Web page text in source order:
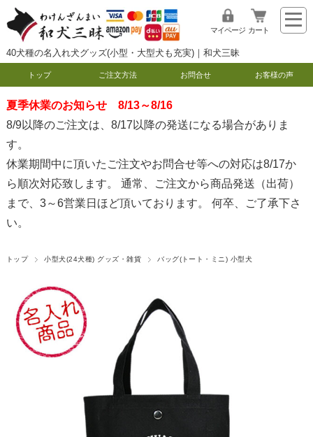
40犬種の名入れ犬グッズ(小型・大型犬も充実)｜和犬三昧
マイページ カート
トップ ご注文方法 お問合せ お客様の声
夏季休業のお知らせ 8/13～8/16
8/9以降のご注文は、8/17以降の発送になる場合がありま
す。
休業期間中に頂いたご注文やお問合せ等への対応は8/17か
ら順次対応致します。 通常、ご注文から商品発送（出荷）
まで、3～6営業日ほど頂いております。 何卒、ご了承下さ
い。
トップ 小型犬(24犬種) グッズ・雑貨 バッグ(トート・ミニ) 小型犬